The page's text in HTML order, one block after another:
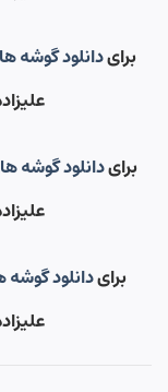
برایدانلود گوشه
برایدانلود گوشه
برایدانلود گوشه